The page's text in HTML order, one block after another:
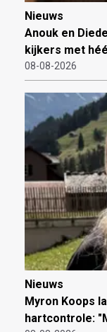
Nieuws
Anouk en
kijkers met
08-08-2026
Nieuws
Myron Koops
hartcontrole: